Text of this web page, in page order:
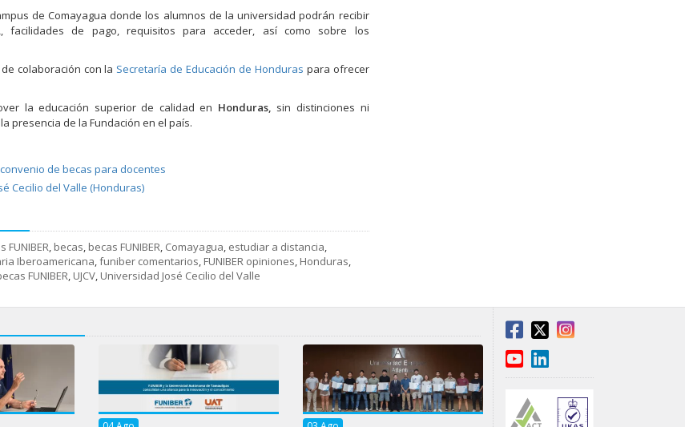
de Comayagua donde los alumnos de la universidad podrán recibir
, facilidades de pago, requisitos para acceder, así como sobre los
colaboración con la Secretaría de Educación de Honduras para ofrecer
la educación superior de calidad en Honduras, sin distinciones ni
presencia de la Fundación en el país.
de becas para docentes
Cecilio del Valle (Honduras)
FUNIBER, becas, becas FUNIBER, Comayagua, estudiar a distancia,
Iberoamericana,funiber comentarios, FUNIBER opiniones, Honduras,
FUNIBER, UJCV, Universidad José Cecilio del Valle